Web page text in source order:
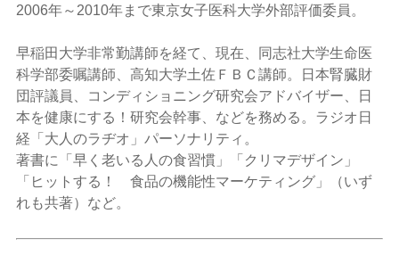
2006年～2010年まで東京女子医科大学外部評価委員。
早稲田大学非常勤講師を経て、現在、同志社大学生命医
科学部委嘱講師、高知大学土佐ＦＢＣ講師。日本腎臓財
団評議員、コンディショニング研究会アドバイザー、日
本を健康にする！研究会幹事、などを務める。ラジオ日
経「大人のラヂオ」パーソナリティ。
著書に「早く老いる人の食習慣」「クリマデザイン」
「ヒットする！ 食品の機能性マーケティング」（いず
れも共著）など。